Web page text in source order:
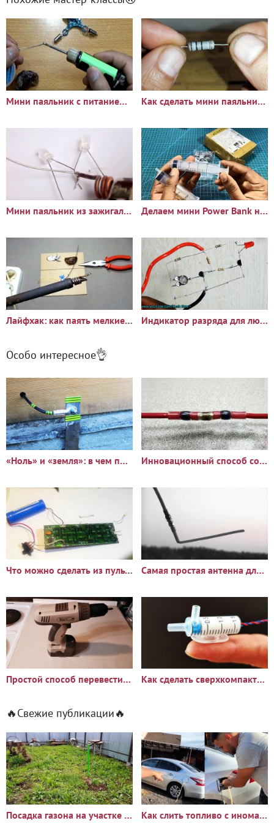
Мини паяльник с питанием от батареи Как сделать мини паяльник из резистора
Мини паяльник из зажигалки Делаем мини Power Bank на честные 3400 мАч из шприца и
Лайфхак: как паять мелкие детали паяльником с толстым жалом Индикатор разряда для любого аккумулятора
Особо интересное👌
«Ноль» и «земля»: в чем принципиальное отличие? Инновационный способ соединить два провода
Что можно сделать из пульта дистанционного управления Самая простая антенна для цифрового ТВ
Простой способ перевести шуруповерт с никель-кадмиевых на Как сделать сверхкомпактный поразительно мощный водяной насос
🔥Свежие публикации🔥
Посадка газона на участке с сорняками: опыт и результаты Как слить топливо с иномарки через горловину бака